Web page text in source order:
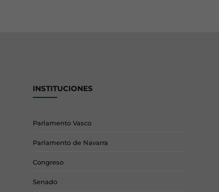
INSTITUCIONES
Parlamento Vasco
Parlamento de Navarra
Congreso
Senado